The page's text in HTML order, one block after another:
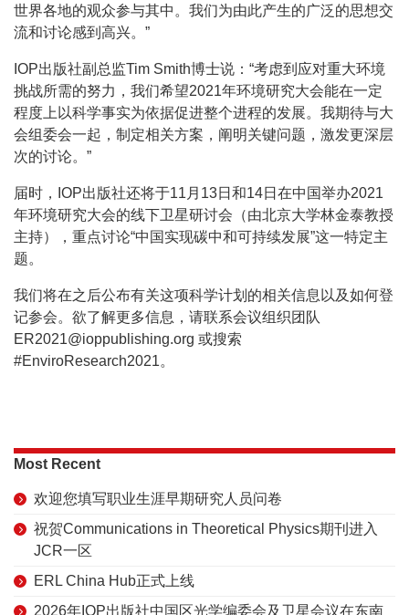
世界各地的观众参与其中。我们为由此产生的广泛的思想交
流和讨论感到高兴。”
IOP出版社副总监Tim Smith博士说：“考虑到应对重大环境
挑战所需的努力，我们希望2021年环境研究大会能在一定
程度上以科学事实为依据促进整个进程的发展。我期待与大
会组委会一起，制定相关方案，阐明关键问题，激发更深层
次的讨论。”
届时，IOP出版社还将于11月13日和14日在中国举办2021
年环境研究大会的线下卫星研讨会（由北京大学林金泰教授
主持），重点讨论“中国实现碳中和可持续发展”这一特定主
题。
我们将在之后公布有关这项科学计划的相关信息以及如何登
记参会。欲了解更多信息，请联系会议组织团队
ER2021@ioppublishing.org 或搜索
#EnviroResearch2021。
Most Recent
欢迎您填写职业生涯早期研究人员问卷
祝贺Communications in Theoretical Physics期刊进入
JCR一区
ERL China Hub正式上线
2026年IOP出版社中国区光学编委会及卫星会议在东南